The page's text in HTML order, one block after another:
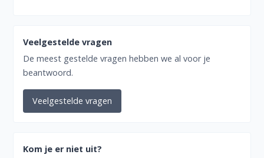
Veelgestelde vragen
De meest gestelde vragen hebben we al voor je
beantwoord.
Veelgestelde vragen
Kom je er niet uit?